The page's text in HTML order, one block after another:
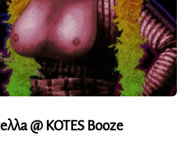
@ KOTES Booze